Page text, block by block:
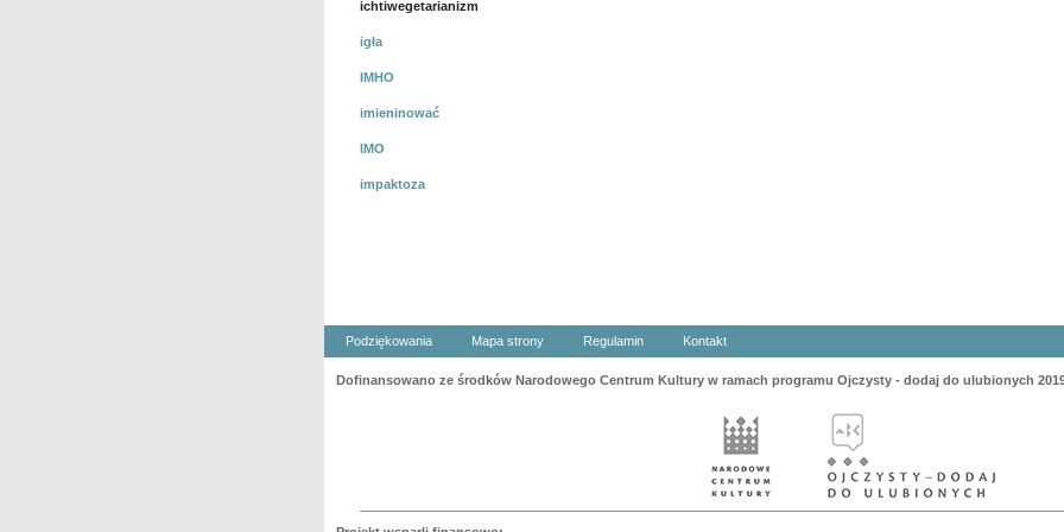
ichtiwegetarianizm
igła
IMHO
imieninować
IMO
impaktoza
Podziękowania Mapa strony Regulamin Kontakt
Dofinansowano ze środków Narodowego Centrum Kultury w ramach programu Ojczysty - dodaj do ulubionych